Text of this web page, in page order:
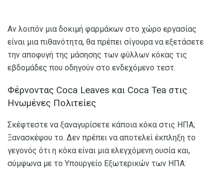
Αν λοιπόν μια δοκιμή φαρμάκων στο χώρο εργασίας
είναι μια πιθανότητα, θα πρέπει σίγουρα να εξετάσετε
την αποφυγή της μάσησης των φύλλων κόκας τις
εβδομάδες που οδηγούν στο ενδεχόμενο τεστ.
Φέρνοντας Coca Leaves και Coca Tea στις
Ηνωμένες Πολιτείες
Σκέφτεστε να ξαναγυρίσετε κάποια κόκα στις ΗΠΑ;
Ξανασκέψου το. Δεν πρέπει να αποτελεί έκπληξη το
γεγονός ότι η κόκα είναι μια ελεγχόμενη ουσία και,
σύμφωνα με το Υπουργείο Εξωτερικών των ΗΠΑ: